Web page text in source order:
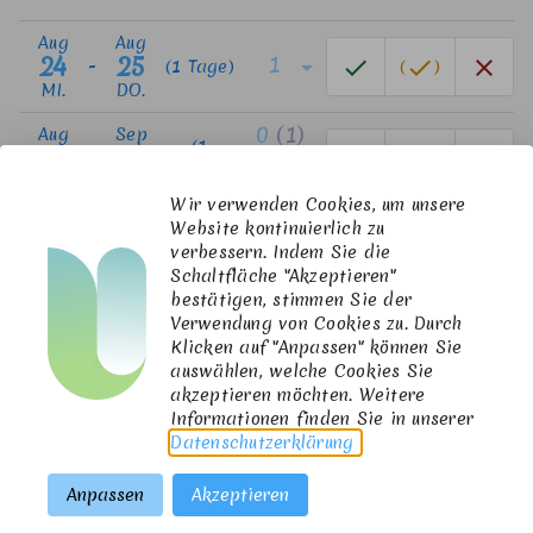
Aug
24
MI.
-
Aug
25
DO.
(1 Tage) 1 arrow_drop_down done (done) close
Aug Sep
(1
0 (1)
07 08
DO.
(1 Tage) 0arrow_drop_down done
MI. DO.
(1 Tage) 1 arrow_drop_down done (done )
Email Adresse*
Wir verwenden Cookies, um unsere
Website kontinuierlich zu
verbessern. Indem Sie die
Schaltfläche "Akzeptieren"
bestätigen, stimmen Sie der
Verwendung von Cookies zu. Durch
Klicken auf "Anpassen" können Sie
auswählen, welche Cookies Sie
akzeptieren möchten. Weitere
Informationen finden Sie in unserer
Datenschutzerklärung
Anpassen Akzeptieren